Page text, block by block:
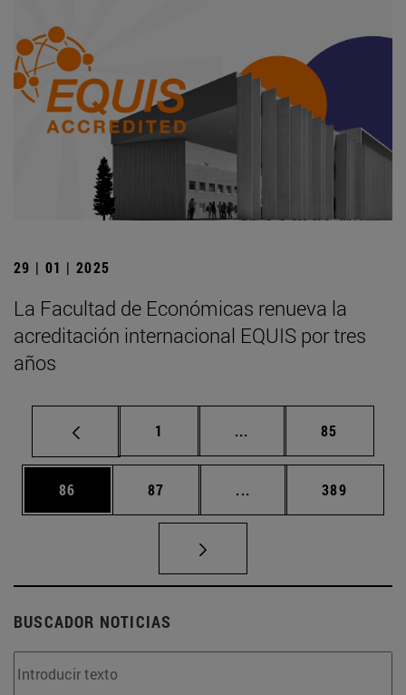
29 | 01 | 2025
La Facultad de Económicas renueva la
acreditación internacional EQUIS por tres
años
Página
1 ... Páginas intermedias
Página
85
Página
86 Página
87 ... Páginas intermedias
Página
389
BUSCADOR NOTICIAS